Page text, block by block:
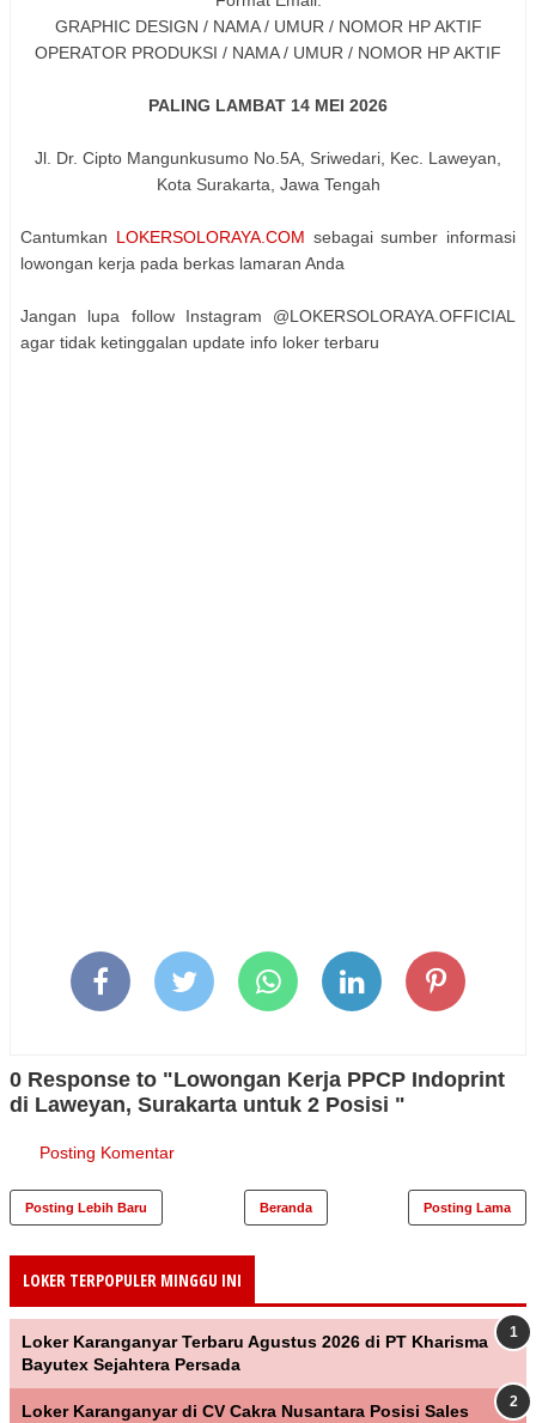
GRAPHIC DESIGN / NAMA / UMUR / NOMOR HP AKTIF
OPERATOR PRODUKSI / NAMA / UMUR / NOMOR HP AKTIF
PALING LAMBAT 14 ΜΕΙ 2026
Jl. Dr. Cipto Mangunkusumo No.5A, Sriwedari, Kec. Laweyan,
Kota Surakarta, Jawa Tengah
Cantumkan LOKERSOLORAYA.COM sebagai sumber informasi
lowongan kerja pada berkas lamaran Anda
Jangan lupa follow Instagram @LOKERSOLORAYA.OFFICIAL
agar tidak ketinggalan update info loker terbaru
0 Response to "Lowongan Kerja PPCP Indoprint
di Laweyan, Surakarta untuk 2 Posisi "
Posting Komentar
Posting Lebih Baru Posting Lama
Beranda
LOKER TERPOPULER MINGGU INI
Loker Karanganyar Terbaru Agustus 2026 di PT Kharisma
Bayutex Sejahtera Persada
Loker Karanganyar di CV Cakra Nusantara Posisi Sales